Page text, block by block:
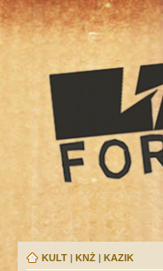
KULT | KNŻ | KAZIK